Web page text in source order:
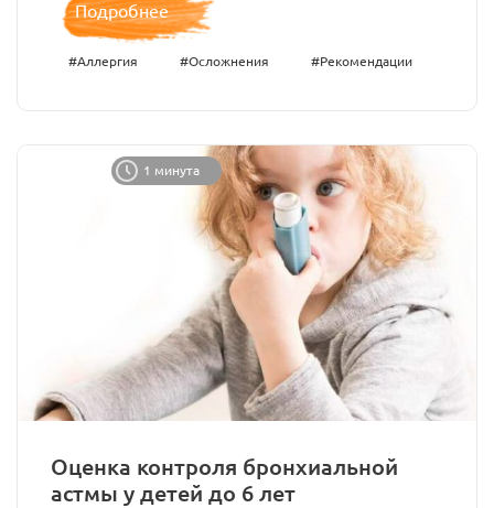
Подробнее
#Аллергия #Осложнения #Рекомендации
1 минута
Оценка контроля бронхиальной
астмы у детей до 6 лет